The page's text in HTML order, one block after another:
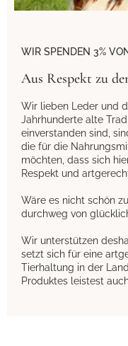
WIR SPENDEN 3%
Aus Respekt zu
Wir lieben Leder und
Jahrhunderte alte
einverstanden sind,
die für die
möchten, dass sich
Respekt und
Wäre es nicht schön
durchweg von
Wir unterstützen
setzt sich für eine
Tierhaltung in der
Produktes leistest